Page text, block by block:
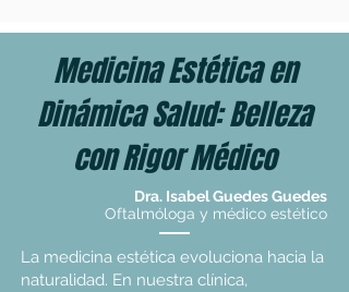
Medicina Estética en
Dinámica Salud: Belleza
con Rigor Médico
Dra. Isabel Guedes Guedes
Oftalmóloga y médico estético
​La medicina estética evoluciona hacia la
naturalidad. En nuestra clínica,